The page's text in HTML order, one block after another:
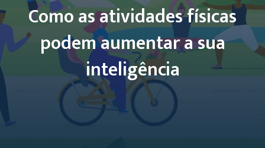
Como as atividades físicas
podem aumentar a sua
inteligência